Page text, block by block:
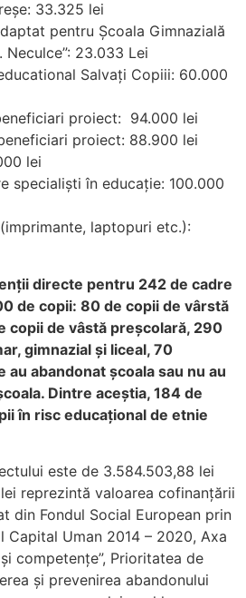
33.325 lei
pentru Școala Gimnazială
Neculce”: 23.033 Lei
Salvați Copiii: 60.000
proiect: 94.000 lei
proiect: 88.900 lei
lei
specialiști în educație: 100.000
laptopuri etc.):
directe pentru 242 de cadre
de copii: 80 de copii de vârstă
copii de vâstă preşcolară, 290
gimnazial şi liceal, 70
abandonat şcoala sau nu au
Dintre aceştia, 184 de
în risc educațional de etnie
este de 3.584.503,88 lei
reprezintă valoarea cofinanțării
din Fondul Social European prin
Capital Uman 2014 – 2020, Axa
competențe”, Prioritatea de
și prevenirea abandonului